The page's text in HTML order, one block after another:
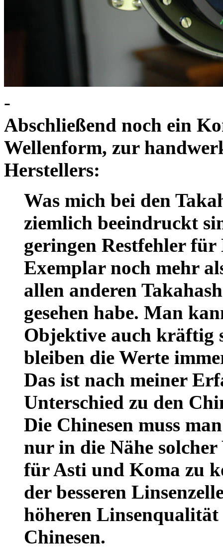
-
Abschließend noch ein
Wellenform, zur
Herstellers:
Was mich bei den
ziemlich beeindruckt
geringen Restfehler
Exemplar noch mehr
allen anderen
gesehen habe. Man
Objektive auch kräftig
bleiben die Werte
Das ist nach meiner
Unterschied zu den
Die Chinesen muss
nur in die Nähe
für Asti und Koma zu
der besseren
höheren
Chinesen.